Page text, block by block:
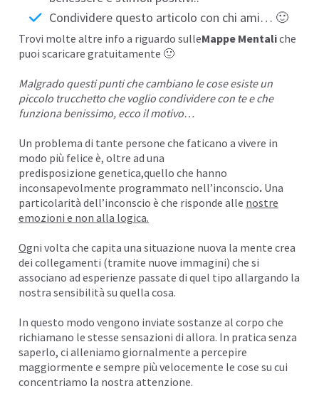
Condividere questo articolo con chi ami… 🙂
Trovi molte altre info a riguardo sulleMappe Mentaliche
puoi scaricare gratuitamente 🙂
Malgrado questi punti che cambiano le cose esiste un
piccolo trucchetto che voglio condividere con te e che
funziona benissimo, ecco il motivo…
Un problema di tante persone che faticano a vivere in
modo più felice è, oltre ad una
predisposizione genetica,quello che hanno
inconsapevolmente programmato nell’inconscio. Una
particolarità dell’inconscio è che risponde alle nostre
emozioni e non alla logica.
Ogni volta che capita una situazione nuova la mente crea
dei collegamenti (tramite nuove immagini) che si
associano ad esperienze passate di quel tipo allargando la
nostra sensibilità su quella cosa.
In questo modo vengono inviate sostanze al corpo che
richiamano le stesse sensazioni di allora. In pratica senza
saperlo, ci alleniamo giornalmente a percepire
maggiormente e sempre più velocemente le cose su cui
concentriamo la nostra attenzione.